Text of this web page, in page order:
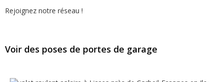
Rejoignez notre réseau !
Voir des poses de portes de garage